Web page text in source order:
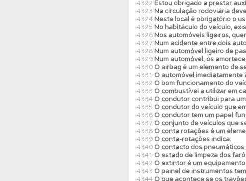
Testemunhos Veja os
Ajuda Use os atalhos de
Conta Crie uma conta
Perfil Veja os temas
Testes O teste "Difícil"
4322 Estou obrigado a prestar
4323 Na circulação rodoviária
4324Neste local é obrigatório o
4325 No habitáculo do veículo,
4326Nos automóveis ligeiros,
4327 Num acidente entre dois
4328Num automóvel ligeiro de
4329Num automóvel, os
4330 O airbag é um elemento de
4331 O automóvel imediatamente
4332 O bom funcionamento do
4333 O combustível a utilizar em
4334 O condutor contribui para
4335 O condutor do veículo que
4336 O condutor tem um papel
4337 O conjunto de veículos que
4338 O conta rotações é um
4339 O conta-rotações indica:
4340 O contacto dos pneumáticos
4341 O estado de limpeza dos
4342 O extintor é um
4343 O painel de instrumentos
4344 O que acontece se os